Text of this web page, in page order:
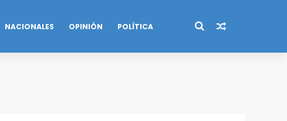
NACIONALES OPINIÓN POLÍTICA